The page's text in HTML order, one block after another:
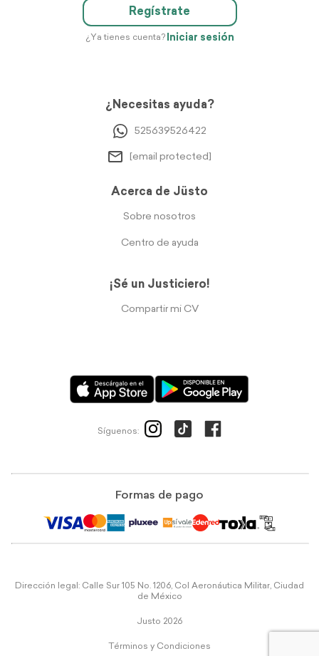
Regístrate
¿Ya tienes cuenta? Iniciar sesión
¿Necesitas ayuda?
525639526422
[email protected]
Acerca de Jüsto
Sobre nosotros
Centro de ayuda
¡Sé un Justiciero!
Compartir mi CV
Síguenos:
Formas de pago
Dirección legal: Calle Sur 105 No. 1206, Col Aeronáutica Militar, Ciudad
de México
Justo 2026
Términos y Condiciones